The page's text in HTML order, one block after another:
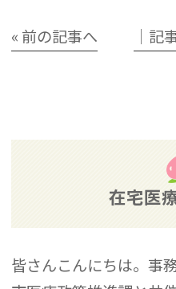
« 前の記事へ │記
在宅医
皆さんこんにちは。事